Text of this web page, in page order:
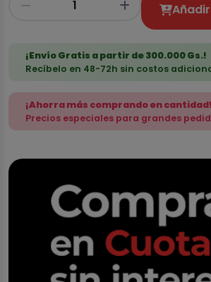
¡Envío Gratis a partir de 300.000 Gs.!
Recíbelo en 48-72h sin costos
¡Ahorra más comprando en cantidad!
Precios especiales para grandes